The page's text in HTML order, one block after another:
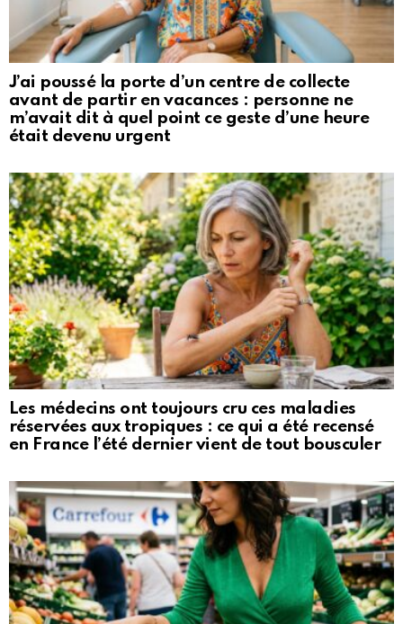
J’ai poussé la porte d’un centre de collecte
avant de partir en vacances : personne ne
m’avait dit à quel point ce geste d’une heure
était devenu urgent
Les médecins ont toujours cru ces maladies
réservées aux tropiques : ce qui a été recensé
en France l’été dernier vient de tout bousculer